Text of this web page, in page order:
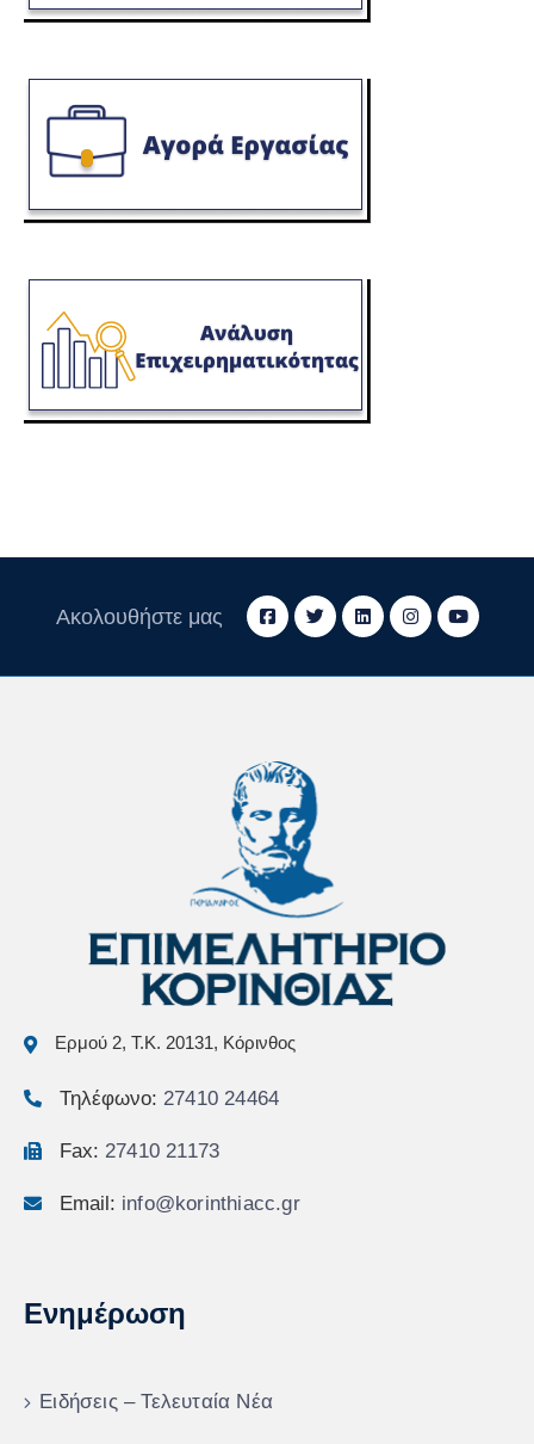
Ακολουθήστε μας
Ερμού 2, Τ.Κ. 20131, Κόρινθος
Τηλέφωνο: 27410 24464
Fax: 27410 21173
Email: info@korinthiacc.gr
Ενημέρωση
Ειδήσεις – Τελευταία Νέα